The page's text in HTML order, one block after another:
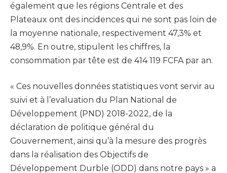
également que les régions Centrale et des
Plateaux ont des incidences qui ne sont pas loin de
la moyenne nationale, respectivement 47,3% et
48,9%. En outre, stipulent les chiffres, la
consommation par tête est de 414 119 FCFA par an.
« Ces nouvelles données statistiques vont servir au
suivi et à l’evaluation du Plan National de
Développement (PND) 2018-2022, de la
déclaration de politique général du
Gouvernement, ainsi qu’à la mesure des progrès
dans la réalisation des Objectifs de
Développement Durble (ODD) dans notre pays » a